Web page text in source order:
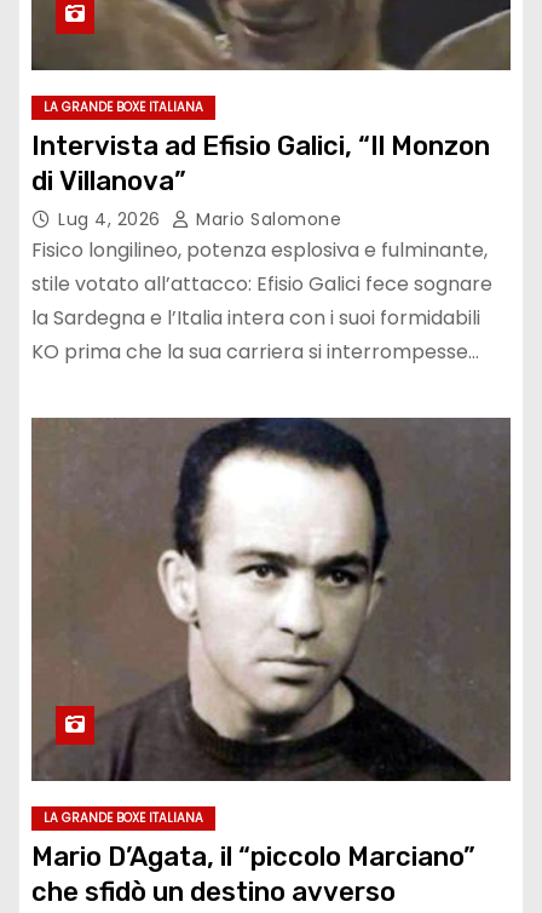
LA GRANDE BOXE ITALIANA
Intervista ad Efisio Galici, “Il Monzon
di Villanova”
Lug 4, 2026 Mario Salomone
Fisico longilineo, potenza esplosiva e fulminante,
stile votato all’attacco: Efisio Galici fece sognare
la Sardegna e l’Italia intera con i suoi formidabili
KO prima che la sua carriera si interrompesse…
LA GRANDE BOXE ITALIANA
Mario D’Agata, il “piccolo Marciano”
che sfidò un destino avverso